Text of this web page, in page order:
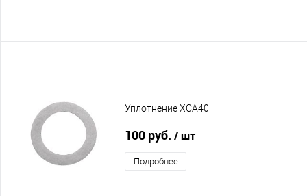
Уплотнение XCA40
100 руб. / шт
Подробнее